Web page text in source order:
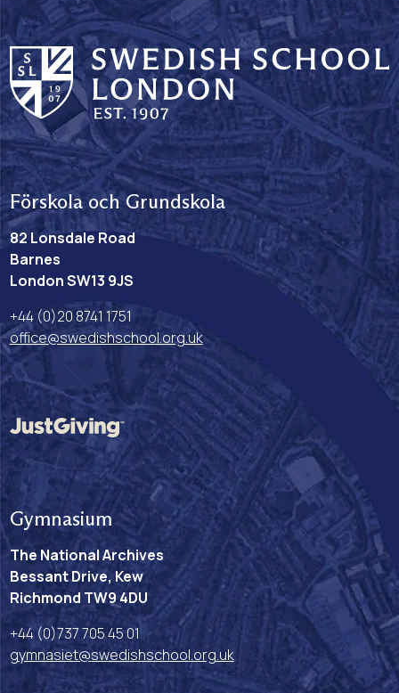
Förskola och Grundskola
82 Lonsdale Road
Barnes
London SW13 9JS
+44 (0)20 8741 1751
office@swedishschool.org.uk
Gymnasium
The National Archives
Bessant Drive, Kew
Richmond TW9 4DU
+44 (0)737 705 45 01
gymnasiet@swedishschool.org.uk